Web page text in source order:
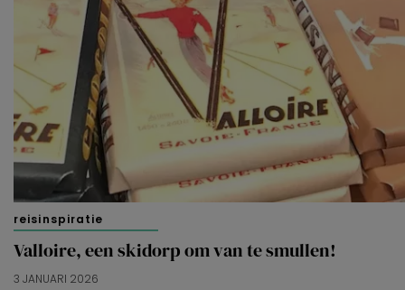
reisinspiratie
Valloire, een skidorp om van te smullen!
3 JANUARI 2026